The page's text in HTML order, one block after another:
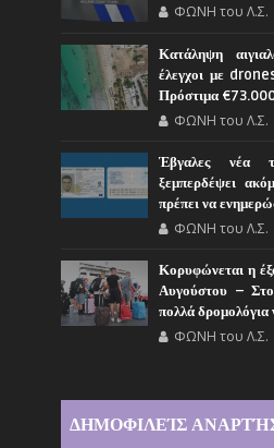
ΦΩΝΗ του Λ.Σ.
Κατάληψη
έλεγχοι με
Πρόστιμα
ΦΩΝΗ του Λ.Σ.
Έβγαλες νέα
ξεμπερδέψει
πρέπει να
ΦΩΝΗ του Λ.Σ.
Κορυφώνεται η
Αυγούστου –
πολλά δρομολόγια
ΦΩΝΗ του Λ.Σ.
ΔΗΜΟΦΙΛΕΊΣ